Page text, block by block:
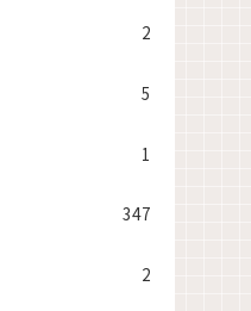
2
5
1
347
2